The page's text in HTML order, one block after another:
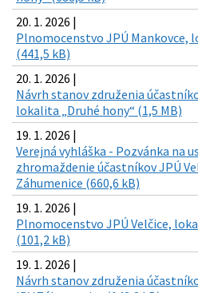
20. 1. 2026 |
Plnomocenstvo JPÚ Mankovce,
(441,5 kB)
20. 1. 2026 |
Návrh stanov združenia
lokalita „Druhé hony“ (1,5 MB)
19. 1. 2026 |
Verejná vyhláška - Pozvánka na
zhromaždenie účastníkov JPÚ
Záhumenice (660,6 kB)
19. 1. 2026 |
Plnomocenstvo JPÚ Velčice,
(101,2 kB)
19. 1. 2026 |
Návrh stanov združenia